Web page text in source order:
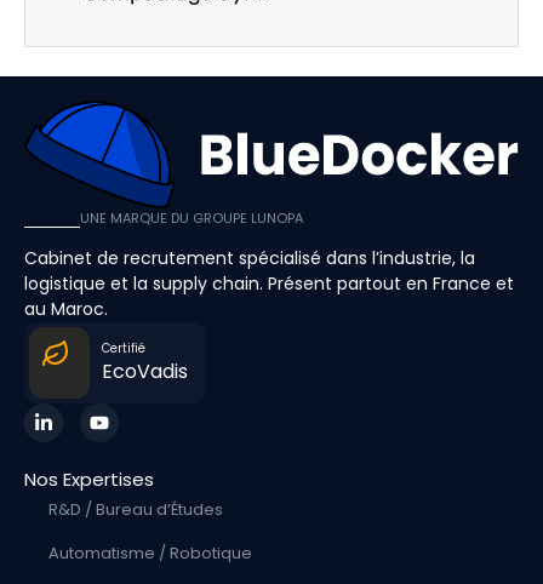
UNE MARQUE DU GROUPE LUNOPA
Cabinet de recrutement spécialisé dans l’industrie, la
logistique et la supply chain. Présent partout en France et
au Maroc.
Certifié
EcoVadis
Nos Expertises
R&D / Bureau d’Études
Automatisme / Robotique